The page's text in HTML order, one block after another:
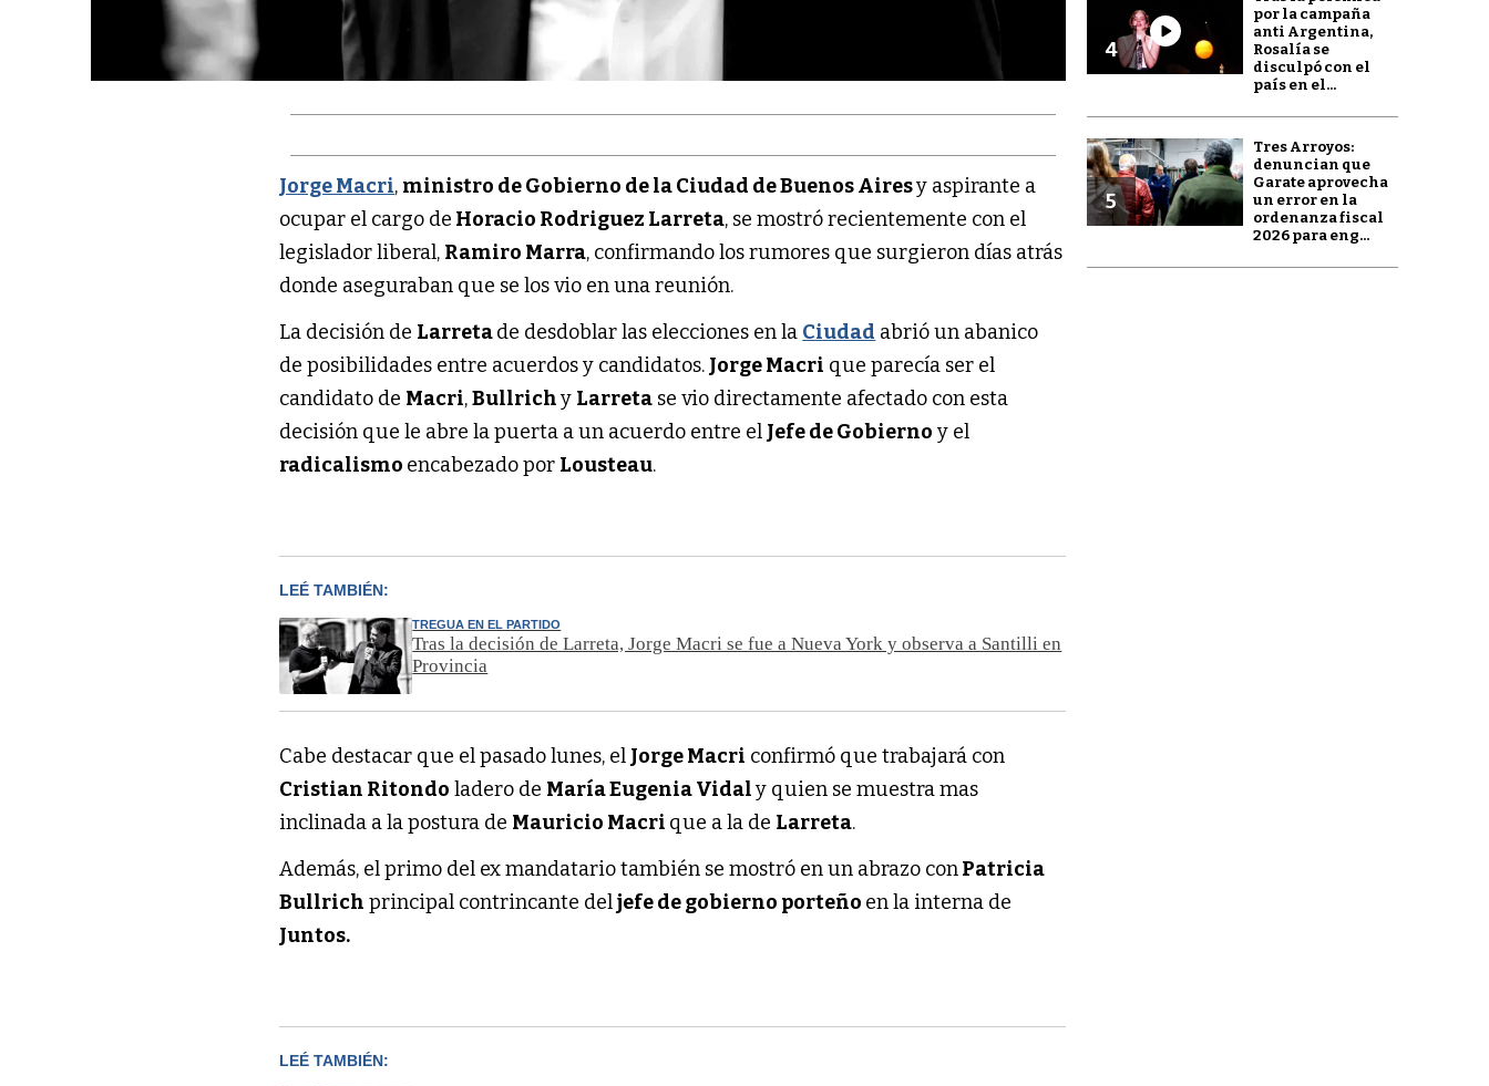
Jorge Macri, ministro de Gobierno de la Ciudad de Buenos Airesy aspirante a
ocupar el cargo de Horacio Rodriguez Larreta, se mostró recientemente con el
legislador liberal, Ramiro Marra, confirmando los rumores que surgieron días atrás
donde aseguraban que se los vio en una reunión.
La decisión de Larretade desdoblar las elecciones en la Ciudad abrió un abanico
de posibilidades entre acuerdos y candidatos. Jorge Macri que parecía ser el
candidato de Macri,Bullrichy Larreta se vio directamente afectado con esta
decisión que le abre la puerta a un acuerdo entre el Jefe de Gobierno y el
radicalismo encabezado por Lousteau.
LEÉ TAMBIÉN:
TREGUA EN EL PARTIDO
Tras la decisión de Larreta, Jorge Macri se fue a Nueva York y observa a Santilli en
Provincia
Cabe destacar que el pasado lunes, el Jorge Macri confirmó que trabajará con
Cristian Ritondo ladero de María Eugenia Vidaly quien se muestra mas
inclinada a la postura de Mauricio Macri que a la de Larreta.
Además, el primo del ex mandatario también se mostró en un abrazo conPatricia
Bullrich principal contrincante deljefe de gobierno porteño en la interna de
Juntos.
LEÉ TAMBIÉN:
4
por la campaña
anti Argentina,
Rosalía se
disculpó con el
país en el...
5
Tres Arroyos:
denuncian que
Garate aprovecha
un error en la
ordenanza fiscal
2026 para eng...